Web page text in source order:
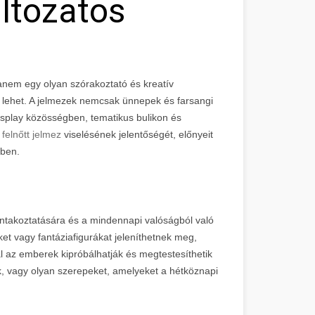
egy olyan szórakoztató és kreatív
A jelmezek nemcsak ünnepek és farsangi
közösségben, tematikus bulikon és
felnőtt jelmez viselésének jelentőségét, előnyeit
és a mindennapi valóságból való
vagy fantáziafigurákat jeleníthetnek meg,
emberek kipróbálhatják és megtestesíthetik
vagy olyan szerepeket, amelyeket a hétköznapi